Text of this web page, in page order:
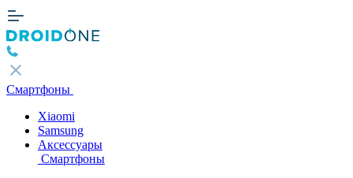
Смартфоны
Xiaomi
Samsung
Аксессуары
Смартфоны